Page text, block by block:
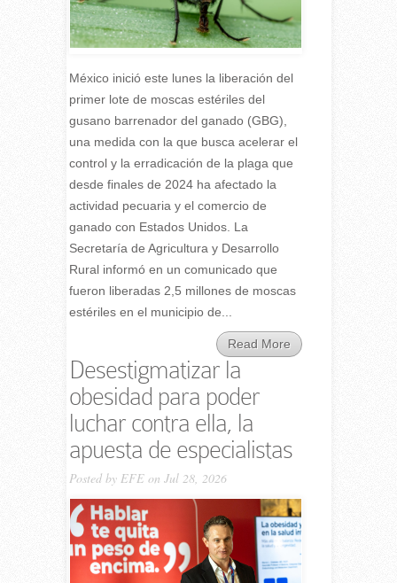
México inició este lunes la liberación del
primer lote de moscas estériles del
gusano barrenador del ganado (GBG),
una medida con la que busca acelerar el
control y la erradicación de la plaga que
desde finales de 2024 ha afectado la
actividad pecuaria y el comercio de
ganado con Estados Unidos. La
Secretaría de Agricultura y Desarrollo
Rural informó en un comunicado que
fueron liberadas 2,5 millones de moscas
estériles en el municipio de...
Read More
Desestigmatizar la
obesidad para poder
luchar contra ella, la
apuesta de especialistas
Posted by EFEon Jul 28, 2026